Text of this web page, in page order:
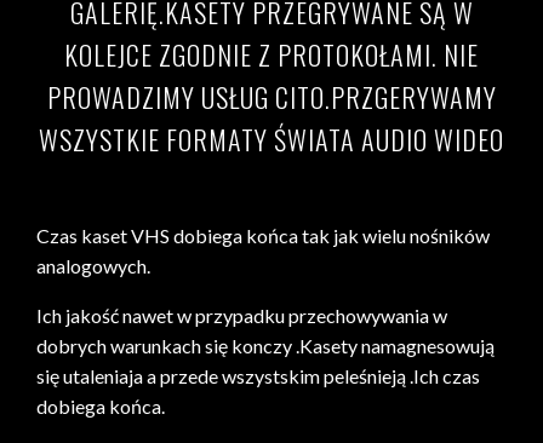
GALERIĘ.KASETY PRZEGRYWANE SĄ W
KOLEJCE ZGODNIE Z PROTOKOŁAMI. NIE
PROWADZIMY USŁUG CITO.PRZGERYWAMY
WSZYSTKIE FORMATY ŚWIATA AUDIO WIDEO
Czas kaset VHS dobiega końca tak jak wielu nośników
analogowych.
Ich jakość nawet w przypadku przechowywania w
dobrych warunkach się konczy .Kasety namagnesowują
się utaleniaja a przede wszystskim peleśnieją .Ich czas
dobiega końca.